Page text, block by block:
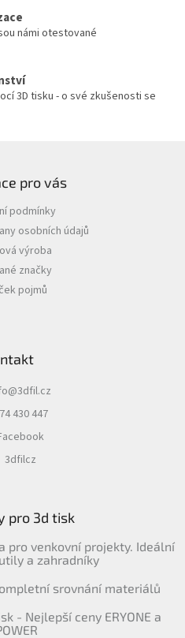
k
y
p
i
námi otestované
3D tisku - o své zkušenosti se
pro vás
podmínky
osobních údajů
výroba
značky
pojmů
@3dfil.cz
430 447
3dfilcz
pro 3d tisk
pro venkovní projekty. Ideální
a zahradníky
srovnání materiálů
- Nejlepší ceny ERYONE a